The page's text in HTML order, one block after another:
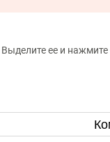
ее и нажмите